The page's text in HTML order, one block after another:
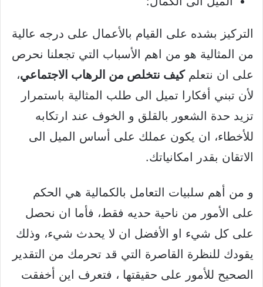
التركيز بشده على القيام بالأعمال على درجه عالية
من المثالية هو من اهم الأسباب التي تجعلنا نحرص
على ان نتعلمكيف نتخلص من الرهاب الاجتماعي،
لأن تبني أفكارا تميل الى طلب المثالية باستمرار
تزيد حدة الشعور بالقلق و الخوف عند ارتكابه
للأخطاء، ان يكون عملك على أساس الميل الى
الاتقان بقدر امكانياتك.
و من أهم سلبيات التعامل بالكمالية هي الحكم
على الأمور من ناحية حديه فقط، فأما ان نحصل
على كل شيء او الأفضل ان لا يحدث شيء، وذلك
يقودك للنظرة القاصرة التي قد تحرمك من التقدير
الصحيح للأمور على حقيقتها ، فتعرف اين أخفقت